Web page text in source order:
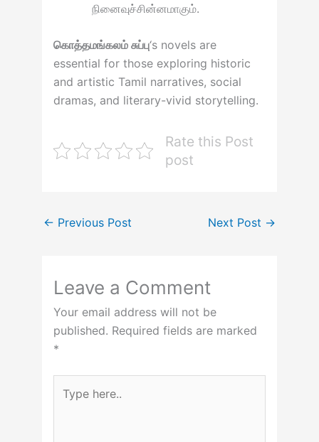
நினைவுச்சின்னமாகும்.
கொத்தமங்கலம் சுப்பு‘s novels are
essential for those exploring historic
and artistic Tamil narratives, social
dramas, and literary-vivid storytelling.
Rate this Post
post
← Previous Post Next Post →
Leave a Comment
Your email address will not be
published. Required fields are marked
*
here..